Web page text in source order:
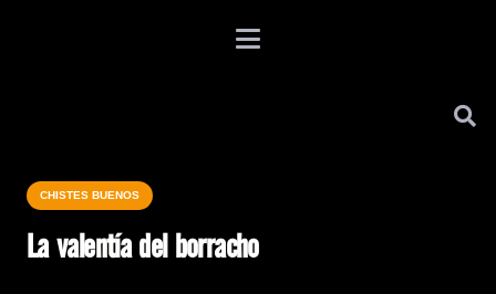
CHISTES BUENOS
La valentía del borracho